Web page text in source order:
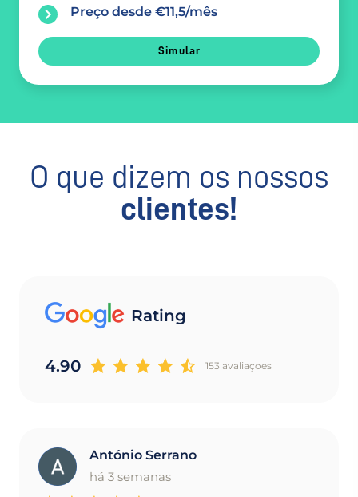
Preço desde €11,5/mês
Simular
O que dizem os nossos
clientes!
Rating
4.90 153 avaliaçoes
A
António Serrano
há 3 semanas